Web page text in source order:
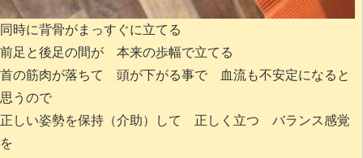
同時に背骨がまっすぐに立てる
前足と後足の間が 本来の歩幅で立てる
首の筋肉が落ちて 頭が下がる事で 血流も不安定になると
思うので
正しい姿勢を保持（介助）して 正しく立つ バランス感覚
を